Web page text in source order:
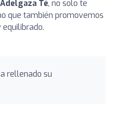
Adelgaza Té, no solo te
que también promovemos
rellenado su